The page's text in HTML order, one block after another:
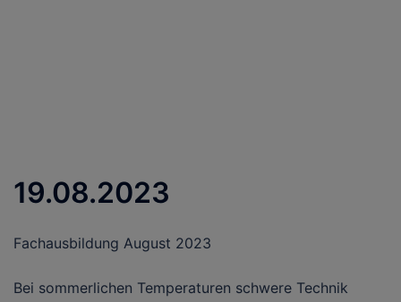
19.08.2023
Fachausbildung August 2023
Bei sommerlichen Temperaturen schwere Technik